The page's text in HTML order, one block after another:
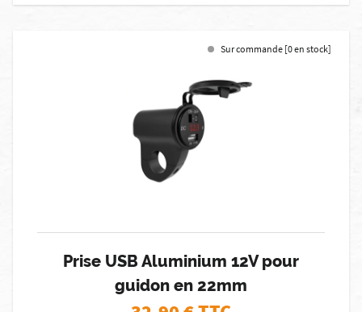
Sur commande [0 en stock]
Prise USB Aluminium 12V pour
guidon en 22mm